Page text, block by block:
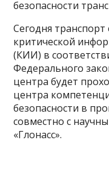
безопасности
Сегодня транспорт
критической
(КИИ) в
Федерального
центра будет
центра
безопасности в
совместно с
«Глонасс».